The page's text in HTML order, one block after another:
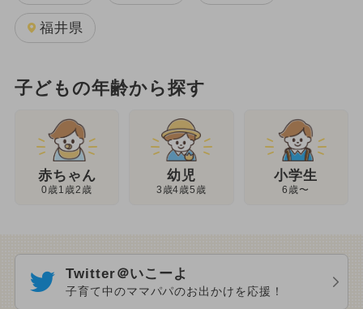
福井県
子どもの年齢から探す
赤ちゃん
0歳1歳2歳
幼児
3歳4歳5歳
小学生
6歳〜
Twitter＠いこーよ
子育て中のママパパのお出かけを応援！